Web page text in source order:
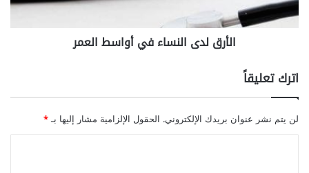
ك
ي
ى
ا
س
ا
ء
ف
ي
الأرق لدى النساء في أواسط العمر
اترك تعليقاً
لن يتم نشر عنوان بريدك الإلكتروني. الحقول الإلزامية مشار إليها بـ*